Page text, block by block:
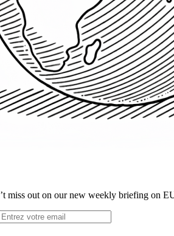
miss out on our new weekly briefing on